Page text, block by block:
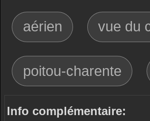
aérien vue du
poitou-charente
Info complémentaire: